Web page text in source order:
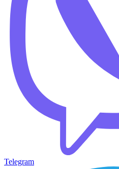
Telegram